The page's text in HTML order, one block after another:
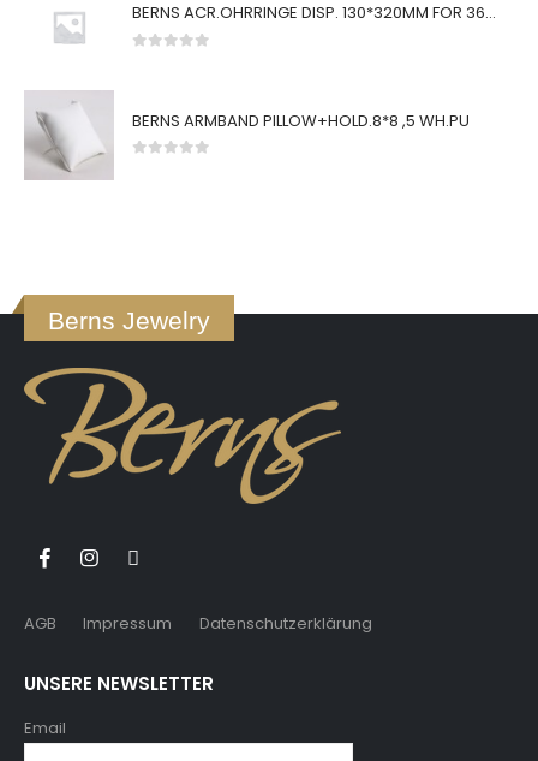
BERNS ACR.OHRRINGE DISP. 130*320MM FOR 36 PAIRS
BERNS ARMBAND PILLOW+HOLD.8*8 ,5 WH.PU
Berns Jewelry
AGB Impressum Datenschutzerklärung
UNSERE NEWSLETTER
Email